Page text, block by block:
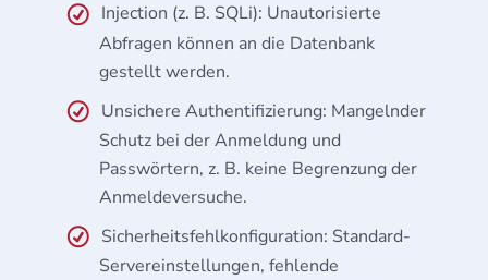
Injection (z. B. SQLi): Unautorisierte
Abfragen können an die Datenbank
gestellt werden.
Unsichere Authentifizierung: Mangelnder
Schutz bei der Anmeldung und
Passwörtern, z. B. keine Begrenzung der
Anmeldeversuche.
Sicherheitsfehlkonfiguration: Standard-
Servereinstellungen, fehlende